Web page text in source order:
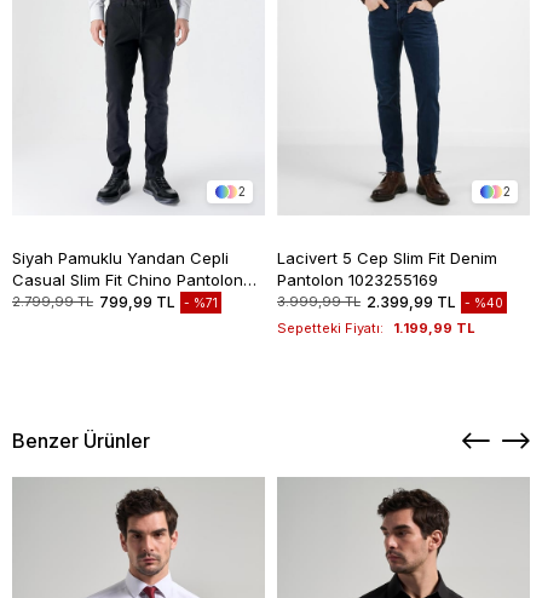
2
Siyah Pamuklu Yandan Cepli
Casual Slim Fit Chino Pantolon
1003235117
2.799,99 TL 799,99 TL %71
2
Lacivert 5 Cep Slim Fit Denim
Pantolon 1023255169
3.999,99 TL 2.399,99 TL %40
Sepetteki Fiyatı: 1.199,99 TL
Benzer Ürünler